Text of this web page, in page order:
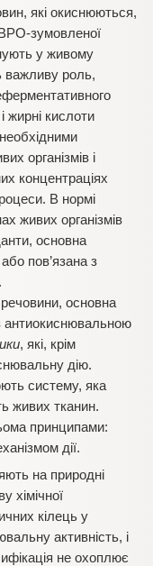
які окиснюються,
зумовленої
у живому
важливу роль,
жирні кислоти
організмів і
концентраціях
В нормі
живих організмів
основна
пов’язана з
основна
антиокиснювальною
, які, крім
дію.
систему, яка
живих тканин.
принципами:
дії.
на природні
хімічної
кілець у
активність, і
не охоплює